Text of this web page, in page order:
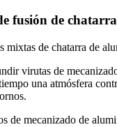
fusión de
mixtas de chatarra de
virutas de
una atmósfera
de mecanizado de